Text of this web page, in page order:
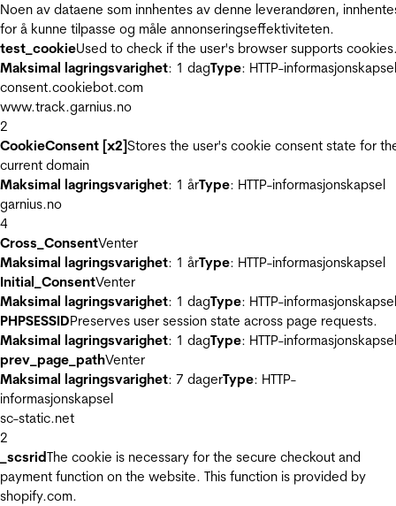
Noen av dataene som innhentes av denne leverandøren,
for å kunne tilpasse og måle annonseringseffektiviteten.
test_cookieUsed to check if the user's browser supports
Maksimal lagringsvarighet: 1 dagType: HTTP-informasjonskapsel
consent.cookiebot.com
www.track.garnius.no
2
CookieConsent [x2]Stores the user's cookie consent state for
current domain
Maksimal lagringsvarighet: 1 årType: HTTP-informasjonskapsel
garnius.no
4
Cross_ConsentVenter
Maksimal lagringsvarighet: 1 årType: HTTP-informasjonskapsel
Initial_ConsentVenter
Maksimal lagringsvarighet: 1 dagType: HTTP-informasjonskapsel
PHPSESSIDPreserves user session state across page requests.
Maksimal lagringsvarighet: 1 dagType: HTTP-informasjonskapsel
prev_page_pathVenter
Maksimal lagringsvarighet: 7 dagerType: HTTP-
informasjonskapsel
sc-static.net
2
_scsridThe cookie is necessary for the secure checkout and
payment function on the website. This function is provided by
shopify.com.